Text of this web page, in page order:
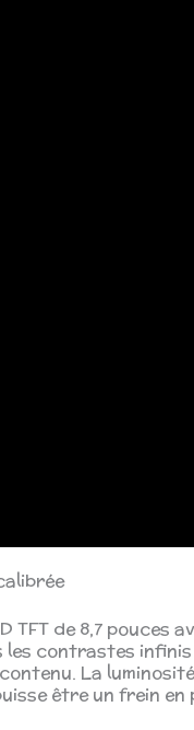
TFT de 8,7 pouces
contrastes
La
être un frein en